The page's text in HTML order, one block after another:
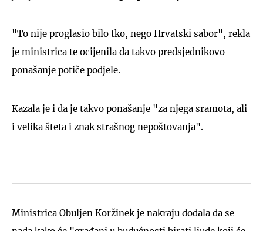
"To nije proglasio bilo tko, nego Hrvatski sabor", rekla
je ministrica te ocijenila da takvo predsjednikovo
ponašanje potiče podjele.
Kazala je i da je takvo ponašanje "za njega sramota, ali
i velika šteta i znak strašnog nepoštovanja".
Ministrica Obuljen Koržinek je nakraju dodala da se